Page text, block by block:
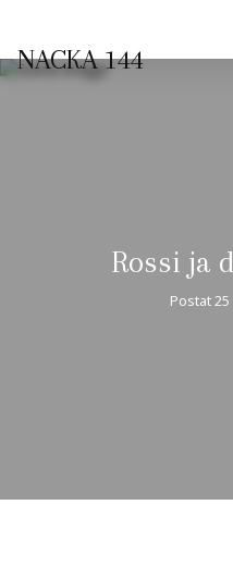
NACKA 144
Rossi ja
Postat